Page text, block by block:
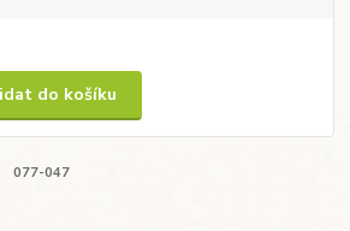
do košíku
077-047